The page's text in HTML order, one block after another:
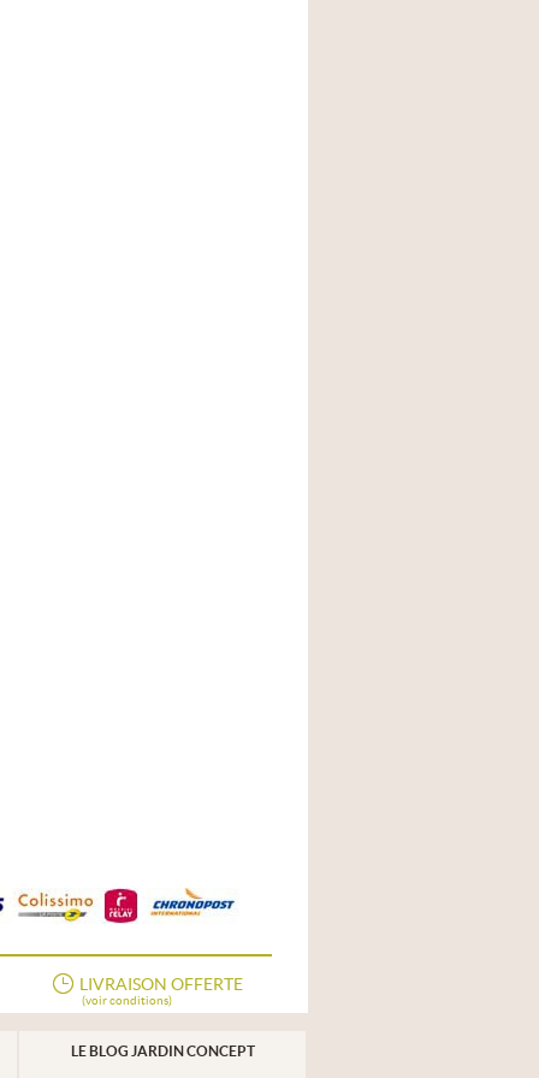
LIVRAISON OFFERTE
(voir conditions)
LE BLOG JARDIN CONCEPT